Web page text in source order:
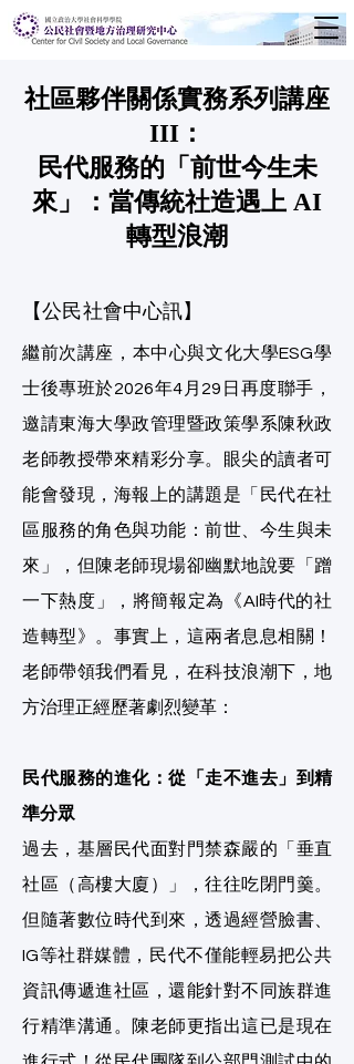
​社區夥伴關係實務系列講座
III：
民代服務的「前世今生未
來」：當傳統社造遇上 AI
轉型浪潮
【公民社會中心訊】
繼前次講座，本中心與文化大學ESG學
士後專班於2026年4月29日再度聯手，
邀請東海大學政管理暨政策學系陳秋政
老師教授帶來精彩分享。眼尖的讀者可
能會發現，海報上的講題是「民代在社
區服務的角色與功能：前世、今生與未
來」，但陳老師現場卻幽默地說要「蹭
一下熱度」，將簡報定為《AI時代的社
造轉型》。事實上，這兩者息息相關！
老師帶領我們看見，在科技浪潮下，地
方治理正經歷著劇烈變革：
民代服務的進化：從「走不進去」到精
準分眾
過去，基層民代面對門禁森嚴的「垂直
社區（高樓大廈）」，往往吃閉門羹。
但隨著數位時代到來，透過經營臉書、
IG等社群媒體，民代不僅能輕易把公共
資訊傳遞進社區，還能針對不同族群進
行精準溝通。陳老師更指出這已是現在